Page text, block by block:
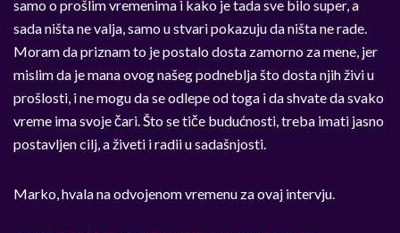
samo o prošlim vremenima i kako je tada sve bilo super, a
sada ništa ne valja, samo u stvari pokazuju da ništa ne rade.
Moram da priznam to je postalo dosta zamorno za mene, jer
mislim da je mana ovog našeg podneblja što dosta njih živi u
prošlosti, i ne mogu da se odlepe od toga i da shvate da svako
vreme ima svoje čari. Što se tiče budućnosti, treba imati jasno
postavljen cilj, a živeti i radii u sadašnjosti.
Marko, hvala na odvojenom vremenu za ovaj intervju.